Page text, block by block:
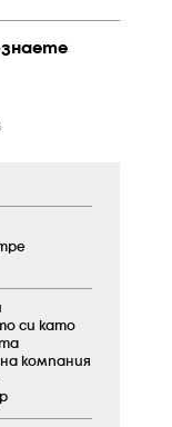
си като
компания